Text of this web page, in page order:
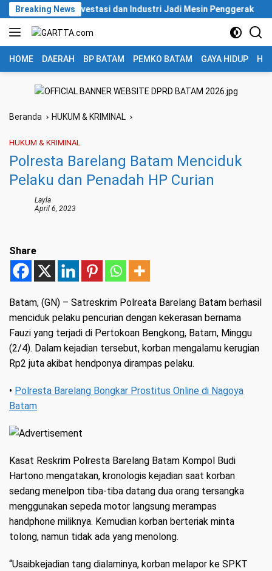
Langsung
ke
konten
Breaking News
Persen, Investasi dan Industri Jadi Mesin Penggerak
HOME DAERAH BP BATAM PEMKO BATAM GAYA HIDUP
Beranda HUKUM & KRIMINAL
HUKUM & KRIMINAL
Polresta Barelang Batam Menciduk
Pelaku dan Penadah HP Curian
Layla
April 6, 2023
Share
Batam, (GN) – Satreskrim Polreata Barelang Batam berhasil
menciduk pelaku pencurian dengan kekerasan bernama
Fauzi yang terjadi di Pertokoan Bengkong, Batam, Minggu
(2/4). Dalam kejadian tersebut, korban mengalamu kerugian
Rp2 juta akibat hendponya dirampas pelaku.
• Polresta Barelang Bongkar Prostitus Online di Nagoya
Batam
Kasat Reskrim Polresta Barelang Batam Kompol Budi
Hartono mengatakan, kronologis kejadian saat korban
sedang menelpon tiba-tiba datang dua orang tersangka
menggunakan sepeda motor langsung merampas
handphone miliknya. Kemudian korban berteriak minta
tolong, namun tidak ada yang menolong.
“Usaibkejadian tang dialaminya, korban melapor ke SPKT